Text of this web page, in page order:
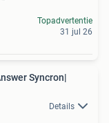
Topadvertentie
31 jul 26
Syncron|
Details